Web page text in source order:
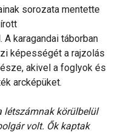
sorozata mentette
karagandai táborban
képességét a rajzolás
akivel a foglyok és
arcképüket.
létszámnak körülbelül
volt. Ők kaptak